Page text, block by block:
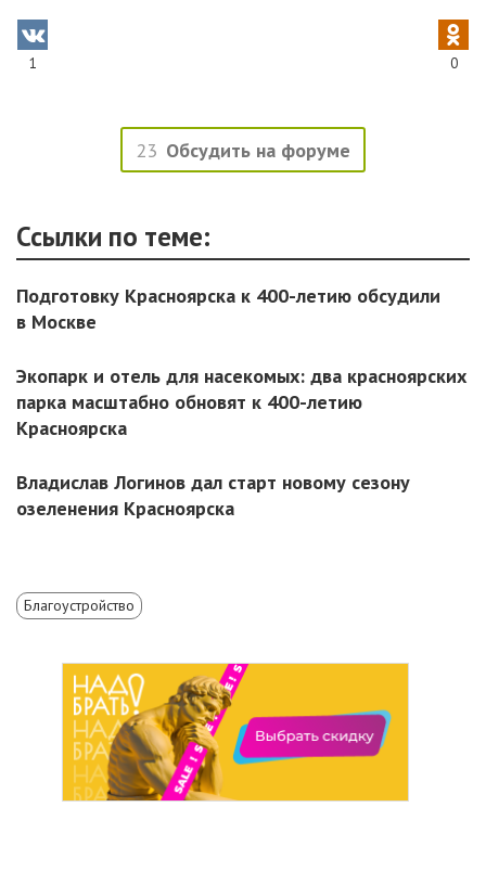
1 0
23 Обсудить на форуме
Ссылки по теме:
Подготовку Красноярска к 400-летию обсудили
в Москве
Экопарк и отель для насекомых: два красноярских
парка масштабно обновят к 400-летию
Красноярска
Владислав Логинов дал старт новому сезону
озеленения Красноярска
Благоустройство